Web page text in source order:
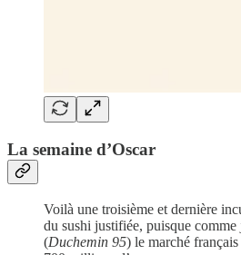
La semaine d’Oscar
Voilà une troisième et dernière
du sushi justifiée, puisque comme
(Duchemin 95) le marché français